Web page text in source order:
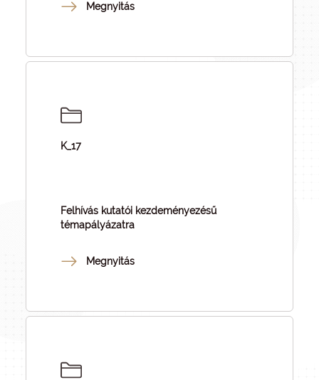
Megnyitás
K_17
Felhívás kutatói kezdeményezésű
témapályázatra
Megnyitás